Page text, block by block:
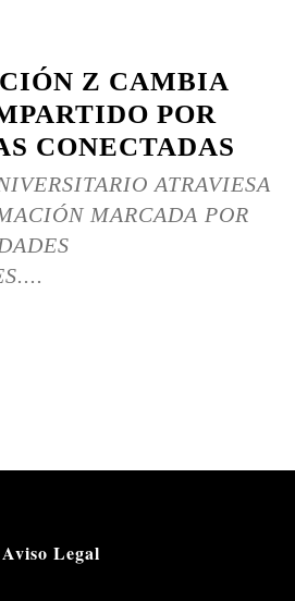
Z CAMBIA
POR
CONECTADAS
ATRAVIESA
MARCADA POR
Aviso Legal